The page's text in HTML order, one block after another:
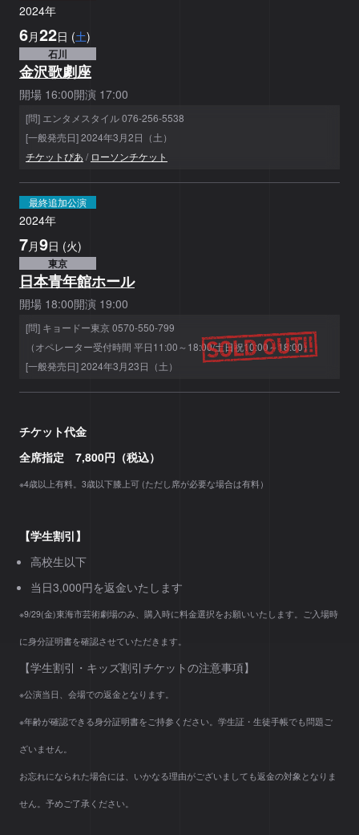
2024年
6月22日 (土)
石川
金沢歌劇座
開場 16:00開演 17:00
[問] エンタメスタイル 076-256-5538
[一般発売日] 2024年3月2日（土）
チケットぴあ / ローソンチケット
最終追加公演
2024年
7月9日 (火)
東京
日本青年館ホール
開場 18:00開演 19:00
[問] キョードー東京 0570-550-799
（オペレーター受付時間 平日11:00～18:00/土日祝10:00～18:00）
[一般発売日] 2024年3月23日（土）
チケット代金
全席指定 7,800円（税込）
※4歳以上有料。3歳以下膝上可 (ただし席が必要な場合は有料）
【学生割引】
高校生以下
当日3,000円を返金いたします
※9/29(金)東海市芸術劇場のみ、購入時に料金選択をお願いいたします。ご入場時
に身分証明書を確認させていただきます。
【学生割引・キッズ割引チケットの注意事項】
※公演当日、会場での返金となります。
※年齢が確認できる身分証明書をご持参ください。学生証・生徒手帳でも問題ご
ざいません。
お忘れになられた場合には、いかなる理由がございましても返金の対象となりま
せん。予めご了承ください。